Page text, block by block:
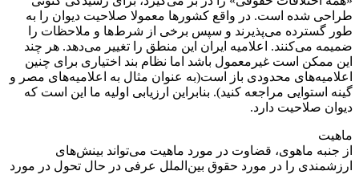
طراحی شده است. در واقع کشورها معمولا صلاحیت دیوان را به
طور گسترده می‌پذیرند و سپس برخی از شرط‌ها و ملاحظات را
ضمیمه می‌کنند. اعلامیه ایران این منطق را تغییر می‌دهد. هر چند
این ممکن است غیرمعمول باشد اما نظام بند اختیاری برای چنین
اعلامیه‌های محدودی باز است(به عنوان مثال به اعلامیه‌های مصر و
گینه استوایی مراجعه کنید). بنابراین ارزیابی اولیه ما این است که
دیوان صلاحیت دارد.
ماهیت
از جنبه ماهوی، قضاوت در مورد ماهیت می‌تواند بینش‌های
ارزشمندی را در مورد حقوق بین‌الملل عرفی در حال تحول در مورد